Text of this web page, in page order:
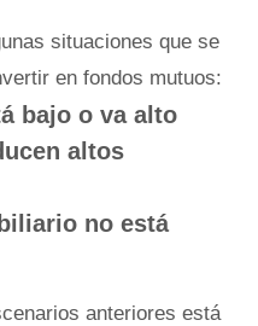
situaciones que se
en fondos mutuos:
bajo o va alto
altos
no está
anteriores está